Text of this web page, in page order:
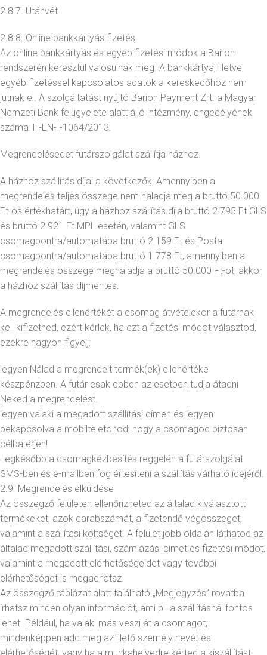
2.8.7. Utánvét
2.8.8. Online bankkártyás fizetés
Az online bankkártyás és egyéb fizetési módok a Barion
rendszerén keresztül valósulnak meg. A bankkártya, illetve
egyéb fizetéssel kapcsolatos adatok a kereskedőhöz nem
jutnak el. A szolgáltatást nyújtó Barion Payment Zrt. a Magyar
Nemzeti Bank felügyelete alatt álló intézmény, engedélyének
száma: H-EN-I-1064/2013.
Megrendelésedet futárszolgálat szállítja házhoz.
A házhoz szállítás díjai a következők: Amennyiben a
megrendelés teljes összege nem haladja meg a bruttó 50.000
Ft-os értékhatárt, úgy a házhoz szállítás díja bruttó 2.795 Ft GLS
és bruttó 2.921 Ft MPL esetén, valamint GLS
csomagpontra/automatába bruttó 2.159 Ft és Posta
csomagpontra/automatába bruttó 1.778 Ft, amennyiben a
megrendelés összege meghaladja a bruttó 50.000 Ft-ot, akkor
a házhoz szállítás díjmentes.
A megrendelés ellenértékét a csomag átvételekor a futárnak
kell kifizetned, ezért kérlek, ha ezt a fizetési módot választod,
ezekre nagyon figyelj:
legyen Nálad a megrendelt termék(ek) ellenértéke
készpénzben. A futár csak ebben az esetben tudja átadni
Neked a megrendelést.
legyen valaki a megadott szállítási címen és legyen
bekapcsolva a mobiltelefonod, hogy a csomagod biztosan
célba érjen!
Legkésőbb a csomagkézbesítés reggelén a futárszolgálat
SMS-ben és e-mailben fog értesíteni a szállítás várható idejéről.
2.9. Megrendelés elküldése
Az összegző felületen ellenőrizheted az általad kiválasztott
termékeket, azok darabszámát, a fizetendő végösszeget,
valamint a szállítási költséget. A felület jobb oldalán láthatod az
általad megadott szállítási, számlázási címet és fizetési módot,
valamint a megadott elérhetőségeidet vagy további
elérhetőséget is megadhatsz.
Az összegző táblázat alatt található „Megjegyzés” rovatba
írhatsz minden olyan információt, ami pl. a szállításnál fontos
lehet. Például, ha valaki más veszi át a csomagot,
mindenképpen add meg az illető személy nevét és